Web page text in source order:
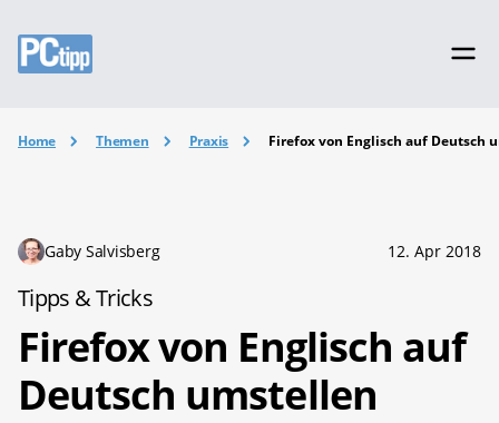
Home Themen Praxis Firefox von Englisch auf Deutsch
Gaby Salvisberg 12. Apr 2018
Tipps & Tricks
Firefox von Englisch auf
Deutsch umstellen